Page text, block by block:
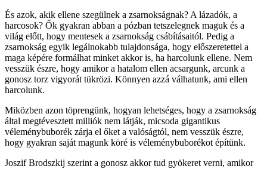
És azok, akik ellene szegülnek a zsarnokságnak? A lázadók, a
harcosok? Ők gyakran abban a pózban tetszelegnek maguk és a
világ előtt, hogy mentesek a zsarnokság csábításaitól. Pedig a
zsarnokság egyik legálnokabb tulajdonsága, hogy előszeretettel a
maga képére formálhat minket akkor is, ha harcolunk ellene. Nem
vesszük észre, hogy amikor a hatalom ellen acsargunk, arcunk a
gonosz torz vigyorát tükrözi. Könnyen azzá válhatunk, ami ellen
harcolunk.
Miközben azon töprengünk, hogyan lehetséges, hogy a zsarnokság
által megtévesztett milliók nem látják, micsoda gigantikus
véleménybuborék zárja el őket a valóságtól, nem vesszük észre,
hogy gyakran saját magunk köré is véleménybuborékot építünk.
Joszif Brodszkij szerint a gonosz akkor tud gyökeret verni, amikor